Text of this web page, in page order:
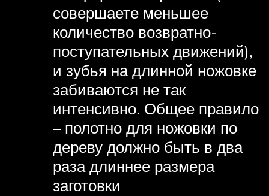
совершаете меньшее
количество возвратно-
поступательных движений),
и зубья на длинной ножовке
забиваются не так
интенсивно. Общее правило
– полотно для ножовки по
дереву должно быть в два
раза длиннее размера
заготовки